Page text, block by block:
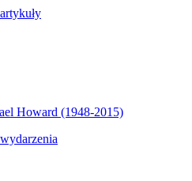
Howard (1948-2015)